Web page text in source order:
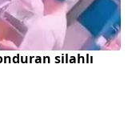
silahlı